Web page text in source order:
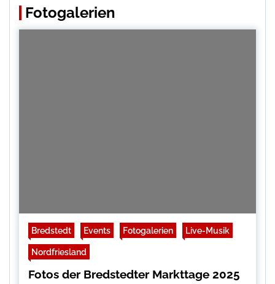
Fotogalerien
Bredstedt Events Fotogalerien Live-Musik
Nordfriesland
Fotos der Bredstedter Markttage 2025